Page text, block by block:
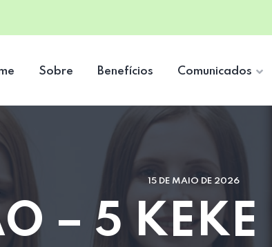
Sobre Benefícios Comunicados
15 DE MAIO DE 2026
– 5